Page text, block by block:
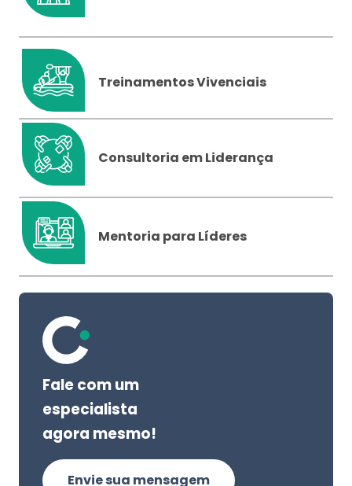
Treinamentos Vivenciais
Consultoria em Liderança
Mentoria para Líderes
Fale com um
especialista
agora mesmo!
Envie sua mensagem